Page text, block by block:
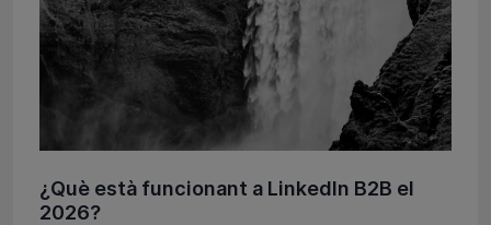
¿Què està funcionant a LinkedIn B2B el
2026?